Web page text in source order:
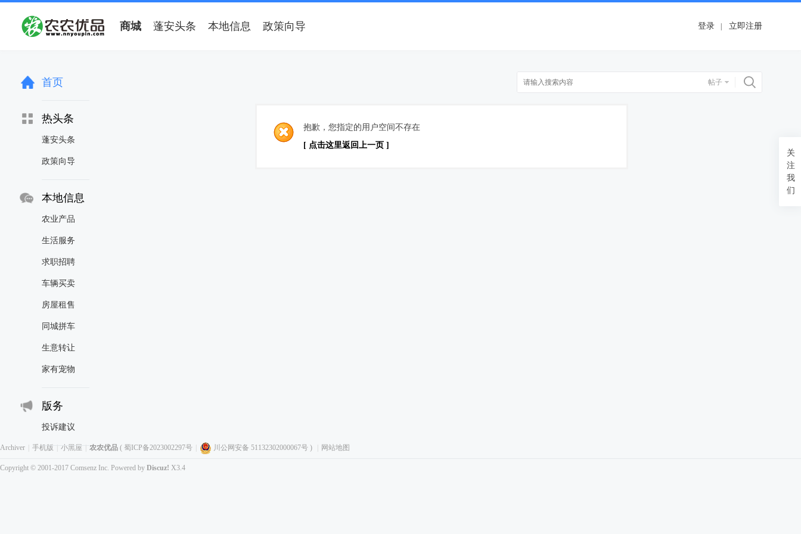
商城 蓬安头条 本地信息 政策向导 登录 立即注册
首页
热头条
蓬安头条
政策向导
本地信息
农业产品
生活服务
求职招聘
车辆买卖
房屋租售
同城拼车
生意转让
家有宠物
版务
投诉建议
帖子
搜索
抱歉，您指定的用户空间不存在
[ 点击这里返回上一页 ]
关
注
我
们
Archiver 手机版 小黑屋 农农优品 ( 蜀ICP备2023002297号 川公网安备 51132302000067号 ) 网站地图
Copyright © 2001-2017 Comsenz Inc. Powered by Discuz! X3.4